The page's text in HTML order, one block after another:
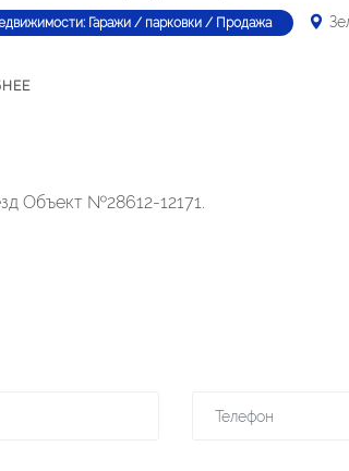
Гаражи / парковки / Продажа
Объект №28612-12171.